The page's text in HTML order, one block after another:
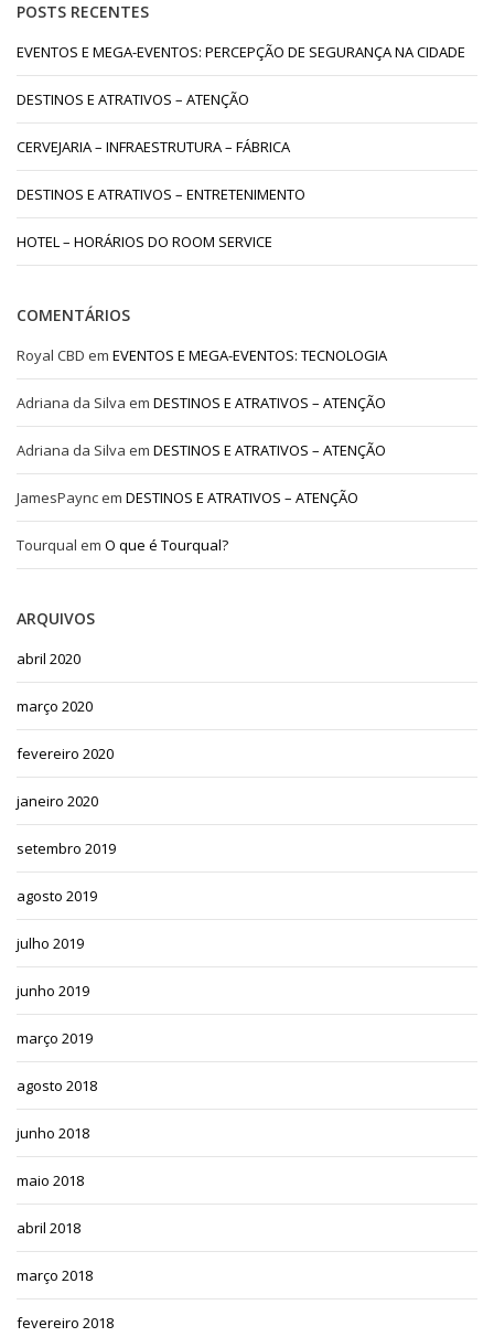
POSTS RECENTES
EVENTOS E MEGA-EVENTOS: PERCEPÇÃO DE SEGURANÇA NA CIDADE
DESTINOS E ATRATIVOS – ATENÇÃO
CERVEJARIA – INFRAESTRUTURA – FÁBRICA
DESTINOS E ATRATIVOS – ENTRETENIMENTO
HOTEL – HORÁRIOS DO ROOM SERVICE
COMENTÁRIOS
Royal CBD em EVENTOS E MEGA-EVENTOS: TECNOLOGIA
Adriana da Silva em DESTINOS E ATRATIVOS – ATENÇÃO
Adriana da Silva em DESTINOS E ATRATIVOS – ATENÇÃO
JamesPaync em DESTINOS E ATRATIVOS – ATENÇÃO
Tourqual em O que é Tourqual?
ARQUIVOS
abril 2020
março 2020
fevereiro 2020
janeiro 2020
setembro 2019
agosto 2019
julho 2019
junho 2019
março 2019
agosto 2018
junho 2018
maio 2018
abril 2018
março 2018
fevereiro 2018